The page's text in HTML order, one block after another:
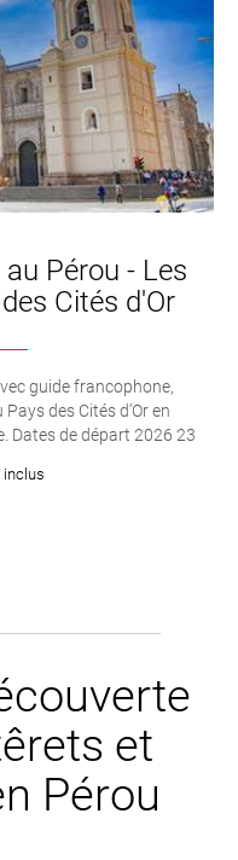
Pérou - Les
Cités d'Or
guide francophone,
des Cités d’Or en
Dates de départ 2026 23
inclus
et
Pérou